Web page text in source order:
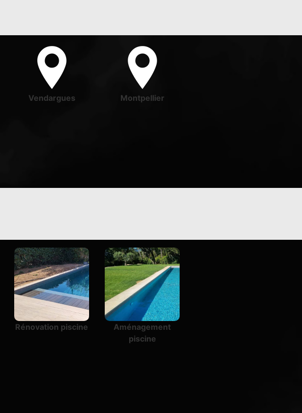
Vendargues Montpellier
Rénovation piscine
Aménagement
piscine